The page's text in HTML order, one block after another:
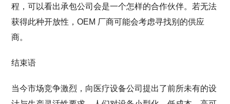
程，可以看出承包公司会是一个怎样的合作伙伴。若无法
获得此种开放性，OEM 厂商可能会考虑寻找别的供应
商。
结束语
当今市场竞争激烈，向医疗设备公司提出了前所未有的设